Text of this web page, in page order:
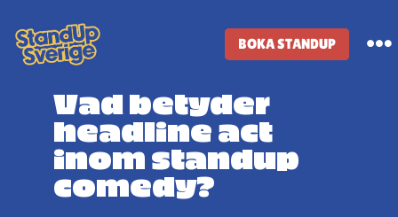
to
content
BOKA STANDUP
Standup-butik
Komiker
Vad betyder
headline act
inom standup
comedy?